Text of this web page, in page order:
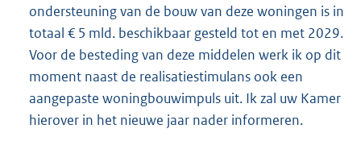
ondersteuning van de bouw van deze woningen is in
totaal € 5 mld. beschikbaar gesteld tot en met 2029.
Voor de besteding van deze middelen werk ik op dit
moment naast de realisatiestimulans ook een
aangepaste woningbouwimpuls uit. Ik zal uw Kamer
hierover in het nieuwe jaar nader informeren.